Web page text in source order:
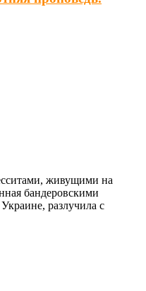
живущими на
бандеровскими
разлучила с